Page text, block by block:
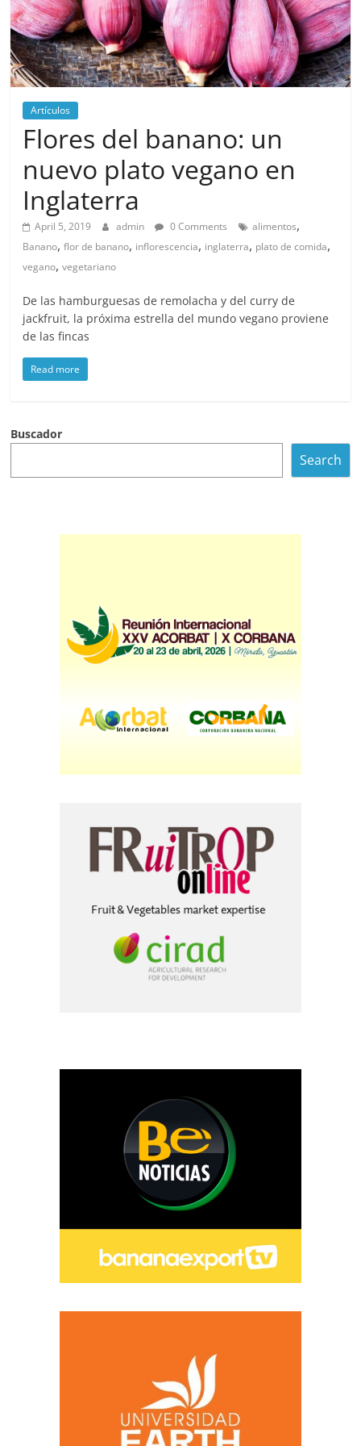
Artículos
Flores del banano: un
nuevo plato vegano en
Inglaterra
April 5, 2019 admin 0 Comments alimentos,
Banano,flor de banano, inflorescencia, inglaterra, plato de comida,
vegano,vegetariano
De las hamburguesas de remolacha y del curry de
jackfruit, la próxima estrella del mundo vegano proviene
de las fincas
Read more
Buscador
Search